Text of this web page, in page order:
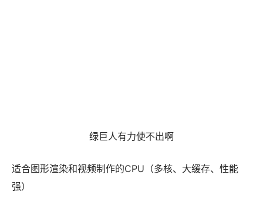
绿巨人有力使不出啊
适合图形渲染和视频制作的CPU（多核、大缓存、性能
强）